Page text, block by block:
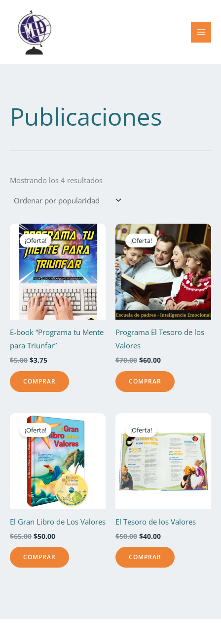
contenido
Publicaciones
Mostrando los 4 resultados
¡Oferta!
E-book “Programa tu Mente
para Triunfar”
$5.00
El
precio
original
era:
$5.00.
$3.75
El
precio
actual
es:
$3.75.
COMPRAR
¡Oferta!
Programa El Tesoro de los
Valores
$70.00
El
precio
original
era:
$70.00.
$60.00
precio
actual
es:
$60.00.
COMPRAR
¡Oferta!
El Gran Libro de Los Valores
$65.00
El
precio
original
era:
$65.00.
$50.00
El
precio
actual
es:
$50.00.
COMPRAR
¡Oferta!
El Tesoro de los Valores
$50.00
original
era:
$50.00.
$40.00
actual
es:
$40.00.
COMPRAR